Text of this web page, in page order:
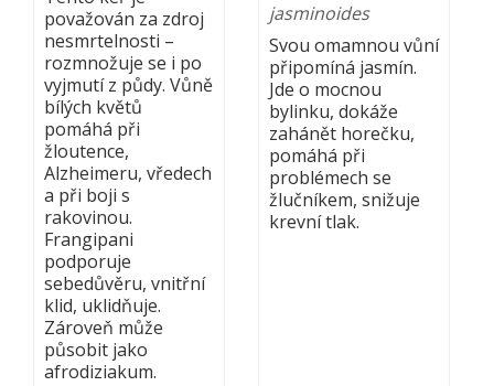
považován za zdroj
nesmrtelnosti –
rozmnožuje se i po
vyjmutí z půdy. Vůně
bílých květů
pomáhá při
žloutence,
Alzheimeru, vředech
a při boji s
rakovinou.
Frangipani
podporuje
sebedůvěru, vnitřní
klid, uklidňuje.
Zároveň může
působit jako
afrodiziakum.
jasminoides
Svou omamnou vůní
připomíná jasmín.
Jde o mocnou
bylinku, dokáže
zahánět horečku,
pomáhá při
problémech se
žlučníkem, snižuje
krevní tlak.